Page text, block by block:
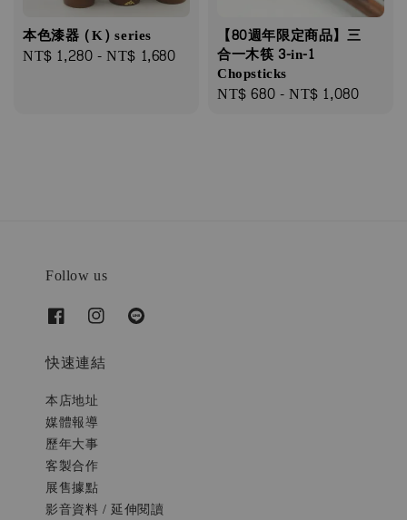
本色漆器 (K) series
Regular
NT$ 1,280-NT$ 1,680
【80週年限定商品】三
合一木筷 3-in-1
Chopsticks
Regular
NT$ 680-NT$ 1,080
Follow us
快速連結
本店地址
媒體報導
歷年大事
客製合作
展售據點
影音資料 / 延伸閱讀